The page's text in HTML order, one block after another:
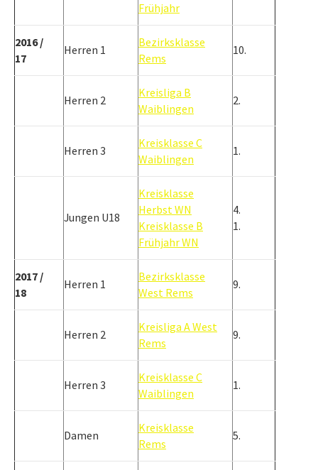
Frühjahr
2016 /
17
Herren 1
Bezirksklasse
Rems
10.
Herren 2
Kreisliga B
Waiblingen
2.
Herren 3
Kreisklasse C
Waiblingen
1.
Jungen U18
Kreisklasse
Herbst WN
Kreisklasse B
Frühjahr WN
4.
1.
2017 /
18
Herren 1
Bezirksklasse
West Rems
9.
Herren 2
Kreisliga A West
Rems
9.
Herren 3
Kreisklasse C
Waiblingen
1.
Damen
Kreisklasse
Rems
5.